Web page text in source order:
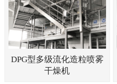
DPG型多级流化造粒喷雾
干燥机